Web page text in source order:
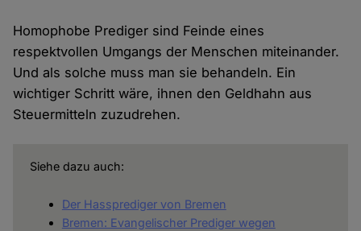
Homophobe Prediger sind Feinde eines
respektvollen Umgangs der Menschen miteinander.
Und als solche muss man sie behandeln. Ein
wichtiger Schritt wäre, ihnen den Geldhahn aus
Steuermitteln zuzudrehen.
Siehe dazu auch:
Der Hassprediger von Bremen
Bremen: Evangelischer Prediger wegen